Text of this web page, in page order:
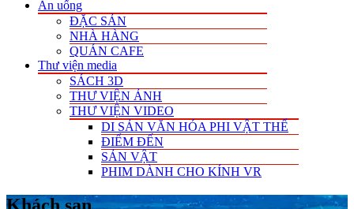
Ăn uống
ĐẶC SẢN
NHÀ HÀNG
QUÁN CAFE
Thư viện media
SÁCH 3D
THƯ VIỆN ẢNH
THƯ VIỆN VIDEO
DI SẢN VĂN HÓA PHI VẬT THỂ
ĐIỂM ĐẾN
SẢN VẬT
PHIM DÀNH CHO KÍNH VR